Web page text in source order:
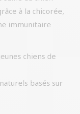
à la chicorée,
immunitaire
chiens de
basés sur